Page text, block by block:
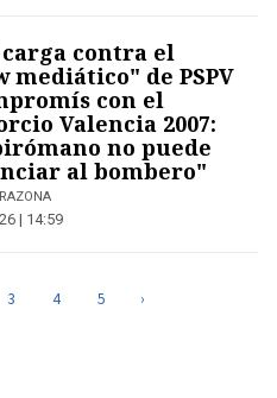
carga contra el
mediático" de PSPV
con el
Valencia 2007:
no puede
al bombero"
| 14:59
3 4 5 ›